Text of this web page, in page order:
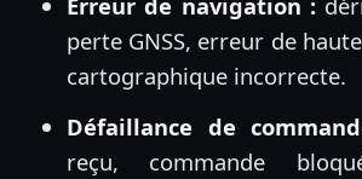
perte GNSS, erreur de
cartographique incorrecte.
Défaillance de
reçu, commande